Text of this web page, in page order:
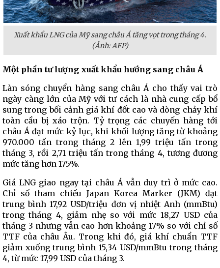
Xuất khẩu LNG của Mỹ sang châu Á tăng vọt trong tháng 4.
(Ảnh: AFP)
Một phần tư lượng xuất khẩu hướng sang châu Á
Làn sóng chuyển hàng sang châu Á cho thấy vai trò
ngày càng lớn của Mỹ với tư cách là nhà cung cấp bổ
sung trong bối cảnh giá khí đốt cao và dòng chảy khí
toàn cầu bị xáo trộn. Tỷ trọng các chuyến hàng tới
châu Á đạt mức kỷ lục, khi khối lượng tăng từ khoảng
970.000 tấn trong tháng 2 lên 1,99 triệu tấn trong
tháng 3, rồi 2,71 triệu tấn trong tháng 4, tương đương
mức tăng hơn 175%.
Giá LNG giao ngay tại châu Á vẫn duy trì ở mức cao.
Chỉ số tham chiếu Japan Korea Marker (JKM) đạt
trung bình 17,92 USD/triệu đơn vị nhiệt Anh (mmBtu)
trong tháng 4, giảm nhẹ so với mức 18,27 USD của
tháng 3 nhưng vẫn cao hơn khoảng 17% so với chỉ số
TTF của châu Âu. Trong khi đó, giá khí chuẩn TTF
giảm xuống trung bình 15,34 USD/mmBtu trong tháng
4, từ mức 17,99 USD của tháng 3.